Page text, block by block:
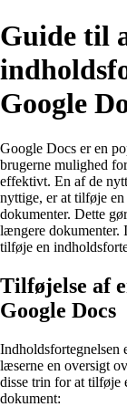
Guide til
Google
Google Docs er en
brugerne mulighed
effektivt. En af de
nyttige, er at tilføje
dokumenter. Dette
længere dokumenter.
tilføje en
Tilføjelse af
Google Docs
Indholdsfortegnelsen
læserne en oversigt
disse trin for at tilføje
dokument: